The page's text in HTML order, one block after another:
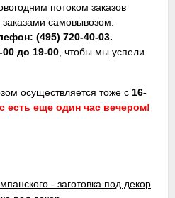
потоком заказов
самовывозом.
(495) 720-40-03.
00 до 19-00, чтобы мы успели
осуществляется тоже с 16-
есть еще один час вечером!